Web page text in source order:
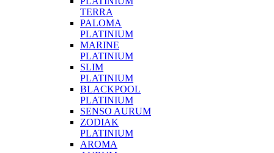
TERRA
PALOMA
PLATINIUM
MARINE
PLATINIUM
SLIM
PLATINIUM
BLACKPOOL
PLATINIUM
SENSO AURUM
ZODIAK
PLATINIUM
AROMA